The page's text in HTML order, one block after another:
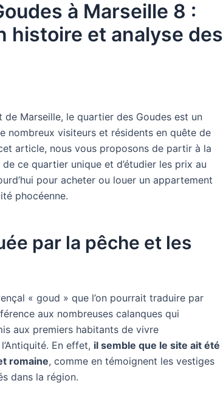
à Marseille 8 :
histoire et analyse des
de Marseille, le quartier des Goudes est un
nombreux visiteurs et résidents en quête de
article, nous vous proposons de partir à la
ce quartier unique et d’étudier les prix au
pour acheter ou louer un appartement
phocéenne.
par la pêche et les
« goud » que l’on pourrait traduire par
aux nombreuses calanques qui
aux premiers habitants de vivre
En effet, il semble que le site ait été
romaine, comme en témoignent les vestiges
dans la région.